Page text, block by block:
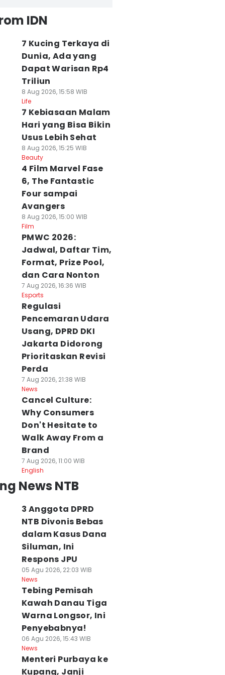
IDN
7 Kucing Terkaya di
Dunia, Ada yang
Dapat Warisan Rp4
Triliun
8 Aug 2026, 15:58 WIB
Life
7 Kebiasaan Malam
Hari yang Bisa Bikin
Usus Lebih Sehat
8 Aug 2026, 15:25 WIB
Beauty
4 Film Marvel Fase
6, The Fantastic
Four sampai
Avangers
8 Aug 2026, 15:00 WIB
Film
PMWC 2026:
Jadwal, Daftar Tim,
Format, Prize Pool,
dan Cara Nonton
7 Aug 2026, 16:36 WIB
Esports
Regulasi
Pencemaran Udara
Usang, DPRD DKI
Jakarta Didorong
Prioritaskan Revisi
Perda
7 Aug 2026, 21:38 WIB
News
Cancel Culture:
Why Consumers
Don't Hesitate to
Walk Away From a
Brand
7 Aug 2026, 11:00 WIB
English
News NTB
3 Anggota DPRD
NTB Divonis Bebas
dalam Kasus Dana
Siluman, Ini
Respons JPU
05 Agu 2026, 22:03 WIB
News
Tebing Pemisah
Kawah Danau Tiga
Warna Longsor, Ini
Penyebabnya!
06 Agu 2026, 15:43 WIB
News
Menteri Purbaya ke
Kupang, Janji